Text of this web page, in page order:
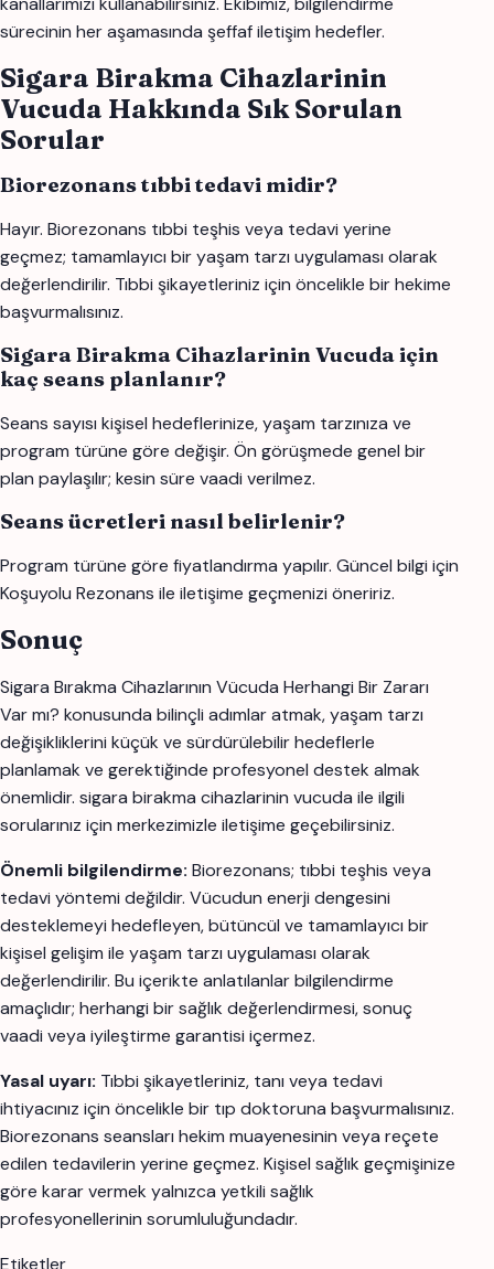
sürecinin her aşamasında şeffaf iletişim hedefler.
Sigara Birakma Cihazlarinin
Vucuda Hakkında Sık Sorulan
Sorular
Biorezonans tıbbi tedavi midir?
Hayır. Biorezonans tıbbi teşhis veya tedavi yerine
geçmez; tamamlayıcı bir yaşam tarzı uygulaması olarak
değerlendirilir. Tıbbi şikayetleriniz için öncelikle bir hekime
başvurmalısınız.
Sigara Birakma Cihazlarinin Vucuda için
kaç seans planlanır?
Seans sayısı kişisel hedeflerinize, yaşam tarzınıza ve
program türüne göre değişir. Ön görüşmede genel bir
plan paylaşılır; kesin süre vaadi verilmez.
Seans ücretleri nasıl belirlenir?
Program türüne göre fiyatlandırma yapılır. Güncel bilgi için
Koşuyolu Rezonans ile iletişime geçmenizi öneririz.
Sonuç
Sigara Bırakma Cihazlarının Vücuda Herhangi Bir Zararı
Var mı? konusunda bilinçli adımlar atmak, yaşam tarzı
değişikliklerini küçük ve sürdürülebilir hedeflerle
planlamak ve gerektiğinde profesyonel destek almak
önemlidir. sigara birakma cihazlarinin vucuda ile ilgili
sorularınız için merkezimizle iletişime geçebilirsiniz.
Önemli bilgilendirme: Biorezonans; tıbbi teşhis veya
tedavi yöntemi değildir. Vücudun enerji dengesini
desteklemeyi hedefleyen, bütüncül ve tamamlayıcı bir
kişisel gelişim ile yaşam tarzı uygulaması olarak
değerlendirilir. Bu içerikte anlatılanlar bilgilendirme
amaçlıdır; herhangi bir sağlık değerlendirmesi, sonuç
vaadi veya iyileştirme garantisi içermez.
Yasal uyarı: Tıbbi şikayetleriniz, tanı veya tedavi
ihtiyacınız için öncelikle bir tıp doktoruna başvurmalısınız.
Biorezonans seansları hekim muayenesinin veya reçete
edilen tedavilerin yerine geçmez. Kişisel sağlık geçmişinize
göre karar vermek yalnızca yetkili sağlık
profesyonellerinin sorumluluğundadır.
Etiketler